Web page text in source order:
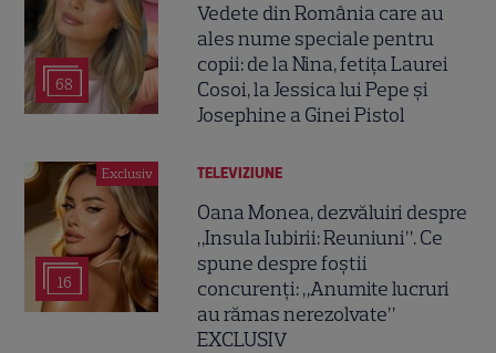
68
Vedete din România care au
ales nume speciale pentru
copii: de la Nina, fetița Laurei
Cosoi, la Jessica lui Pepe și
Josephine a Ginei Pistol
Exclusiv
16
TELEVIZIUNE
Oana Monea, dezvăluiri despre
„Insula Iubirii: Reuniuni”. Ce
spune despre foștii
concurenți: „Anumite lucruri
au rămas nerezolvate”
EXCLUSIV